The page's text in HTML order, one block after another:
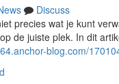
Discuss
precies wat je kunt
de juiste plek. In dit
blog.com/